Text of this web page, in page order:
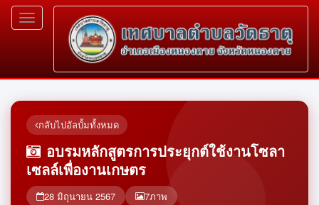
Toggle
navigation
กลับไปอัลบั้มทั้งหมด
อบรมหลักสูตรการประยุกต์ใช้งานโซลา
เซลล์เพื่องานเกษตร
28 มิถุนายน 2567 7ภาพ